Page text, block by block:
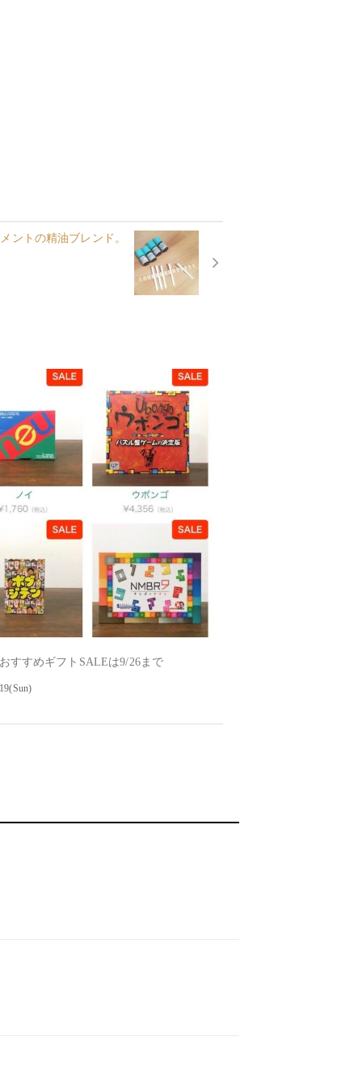
ントの精油ブレンド。
すすめギフトSALEは9/26まで